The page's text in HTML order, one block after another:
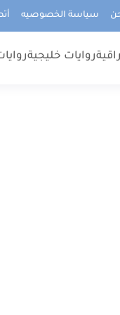
سياسة الخصوصيه
روايات خليجية